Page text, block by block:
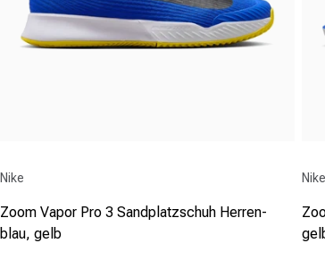
Nike
Zoom Vapor Pro 3 Sandplatzschuh Herren-
blau, gelb
Nike